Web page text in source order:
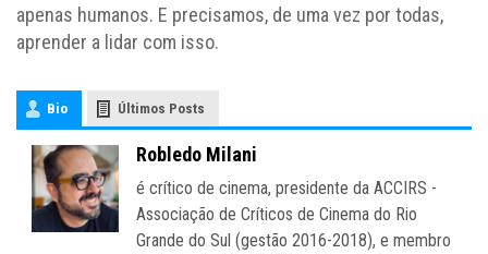
apenas humanos. E precisamos, de uma vez por todas,
aprender a lidar com isso.
Bio Últimos Posts
Robledo Milani
é crítico de cinema, presidente da ACCIRS -
Associação de Críticos de Cinema do Rio
Grande do Sul (gestão 2016-2018), e membro